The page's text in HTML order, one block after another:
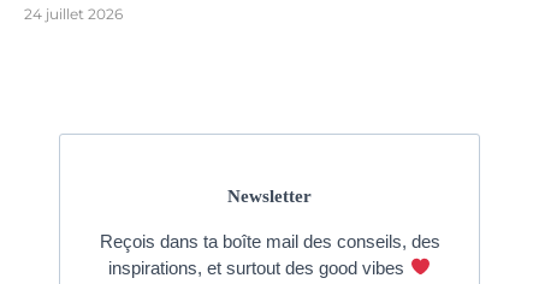
24 juillet 2026
Newsletter
Reçois dans ta boîte mail des conseils, des
inspirations, et surtout des good vibes